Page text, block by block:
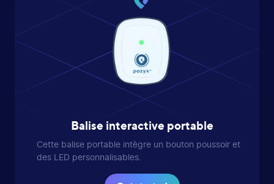
Balise interactive portable
Cette balise portable intègre un bouton poussoir et
des LED personnalisables.